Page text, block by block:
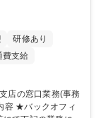
研修あり
費支給